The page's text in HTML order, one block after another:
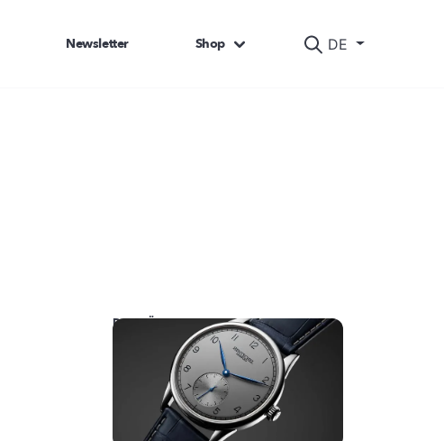
DE
Newsletter Shop
DAS KÖNNTE SIE AUCH INTERESSIEREN: